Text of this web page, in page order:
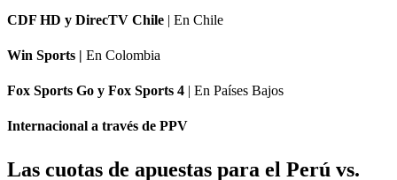
CDF HD y DirecTV Chile | En Chile
Win Sports | En Colombia
Fox Sports Go y Fox Sports 4 | En Países Bajos
Internacional a través de PPV
Las cuotas de apuestas para el Perú vs.